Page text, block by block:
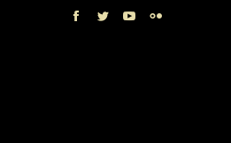
Facebook
TwitterYouTube
Flickr